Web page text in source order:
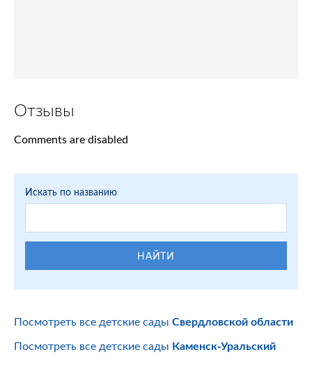
Отзывы
Comments are disabled
Искать по названию
НАЙТИ
Посмотреть все детские сады Свердловской области
Посмотреть все детские сады Каменск-Уральский